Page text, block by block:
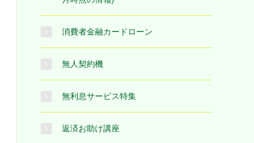
消費者金融カードローン
無人契約機
無利息サービス特集
返済お助け講座